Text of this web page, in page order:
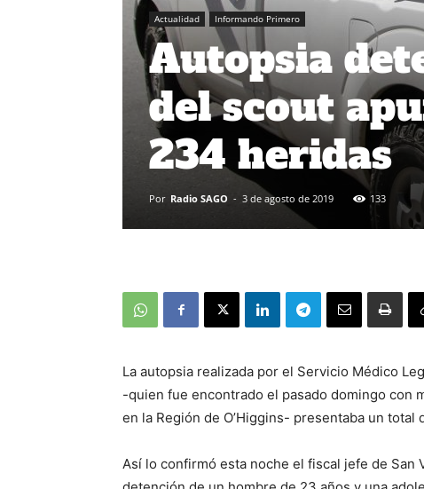
Actualidad Informando Primero
Autopsia
del scout
234 heridas
Por Radio SAGO - 3 de agosto de 2019 133
La autopsia realizada por el Servicio Médico
-quien fue encontrado el pasado domingo con
en la Región de O’Higgins- presentaba un total
Así lo confirmó esta noche el fiscal jefe de San